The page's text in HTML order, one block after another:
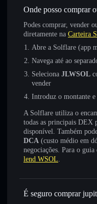
Onde posso comprar
Podes comprar, vender
diretamente na Carteira
Abre a Solflare (app
Navega até ao
Seleciona JLWSOL
vender
Introduz o montante
A Solflare utiliza o
todas as principais DEX
disponível. Também
DCA (custo médio em
negociações. Para o
lend WSOL.
É seguro comprar